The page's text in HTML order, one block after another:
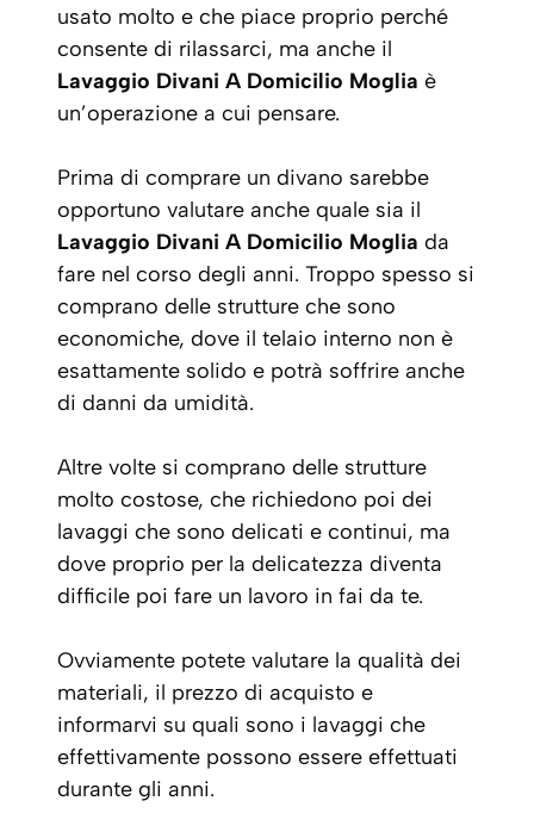
usato molto e che piace proprio perché
consente di rilassarci, ma anche il
Lavaggio Divani A Domicilio Moglia è
un’operazione a cui pensare.
Prima di comprare un divano sarebbe
opportuno valutare anche quale sia il
Lavaggio Divani A Domicilio Moglia da
fare nel corso degli anni. Troppo spesso si
comprano delle strutture che sono
economiche, dove il telaio interno non è
esattamente solido e potrà soffrire anche
di danni da umidità.
Altre volte si comprano delle strutture
molto costose, che richiedono poi dei
lavaggi che sono delicati e continui, ma
dove proprio per la delicatezza diventa
difficile poi fare un lavoro in fai da te.
Ovviamente potete valutare la qualità dei
materiali, il prezzo di acquisto e
informarvi su quali sono i lavaggi che
effettivamente possono essere effettuati
durante gli anni.